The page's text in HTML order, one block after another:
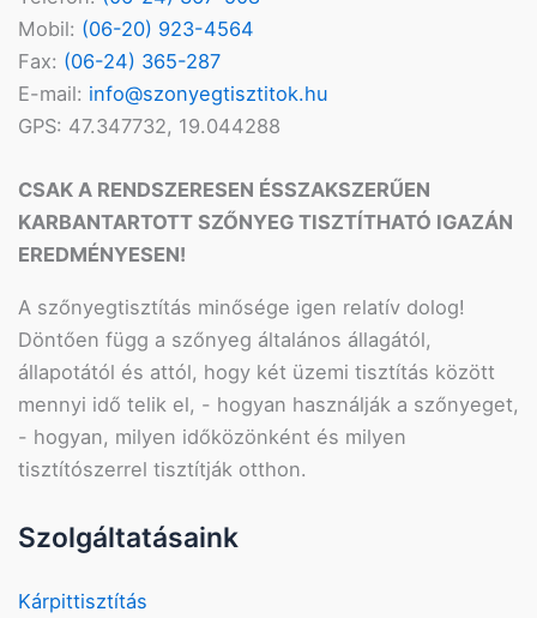
Mobil: (06-20) 923-4564
Fax: (06-24) 365-287
E-mail: info@szonyegtisztitok.hu
GPS: 47.347732, 19.044288
CSAK A RENDSZERESEN ÉSSZAKSZERŰEN
KARBANTARTOTT SZŐNYEG TISZTÍTHATÓ IGAZÁN
EREDMÉNYESEN!
A szőnyegtisztítás minősége igen relatív dolog!
Döntően függ a szőnyeg általános állagától,
állapotától és attól, hogy két üzemi tisztítás között
mennyi idő telik el, - hogyan használják a szőnyeget,
- hogyan, milyen időközönként és milyen
tisztítószerrel tisztítják otthon.
Szolgáltatásaink
Kárpittisztítás